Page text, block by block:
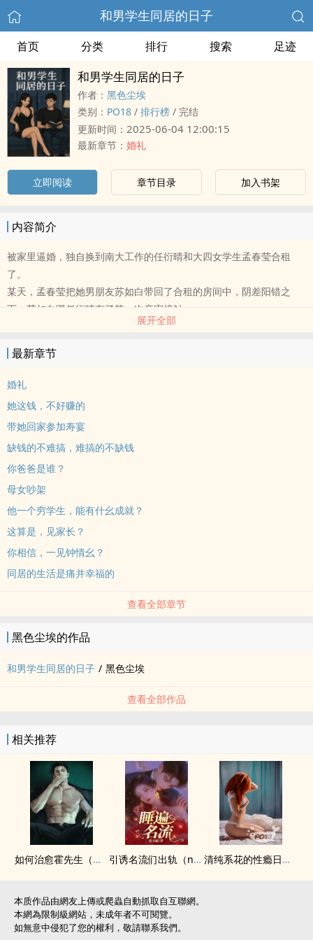
和男学生同居的日子
首页 分类 排行 搜索 足迹
和男学生同居的日子
作者： 黑色尘埃
类别： PO18 / 排行榜 / 完结
更新时间： 2025-06-04 12:00:15
最新章节： 婚礼
立即阅读 章节目录 加入书架
内容简介
被家里逼婚，独自换到南大工作的任衍晴和大四女学生孟春莹合租
了。
某天，孟春莹把她男朋友苏如白带回了合租的房间中，阴差阳错之
下，苏如白跟任衍晴有了第一次亲密接触。
而随着孟春莹打造的富二代人设崩塌，任衍晴和苏如白渐渐的走到了
1V1 双非处
男学霸 & 女教授
每日保底3更，写嗨了爆更，200珠珠加更，500收藏加更！
1，作者保证，除非PO受大环境影响，不会轻易下架！
2，感谢宝贝们支持正版，请多多投珠收藏，成绩不好或会提前完本，
希望亲们多多支持！
标签： ‍‌高‌H‎‌‌ / 1V1 / 都会 / 年下 / ‍肉‌文‍‎‌ /
展开全部
最新章节
婚礼
她这钱，不好赚的
带她回家参加寿宴
缺钱的不难搞，难搞的不缺钱
你爸爸是谁？
母女吵架
他一个穷学生，能有什幺成就？
这算是，见家长？
你相信，一见钟情幺？
同居的生活是痛并幸福的
查看全部章节
黑色尘埃的作品
和男学生同居的日子 / 黑色尘埃
查看全部作品
相关推荐
如何治愈霍先生（‌高‌‎h‍‎‎快穿1v1） 引诱名流们出轨（nph） 清纯系花的性瘾日记（‍‌高‌H‎‌‌ ‎‎纯‌‎肉‌‍ NP）
本质作品由網友上傳或爬蟲自動抓取自互聯網。
本網為限制級網站，未成年者不可閱覽。
如無意中侵犯了您的權利，敬請聯系我們。